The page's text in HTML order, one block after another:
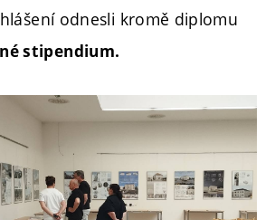
odnesli kromě diplomu
stipendium.